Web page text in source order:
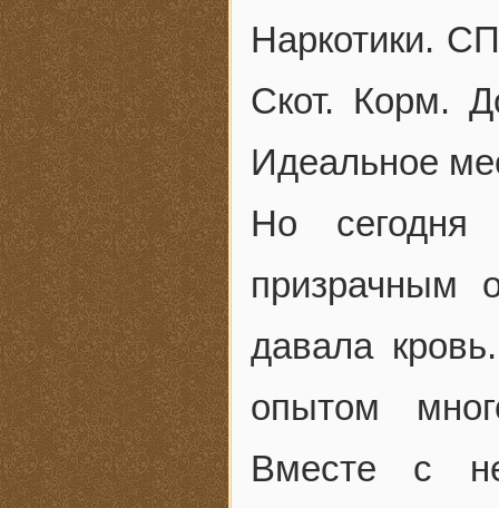
Наркотики.
Скот. Корм.
Идеальное
Но
призрачным
давала
опытом
Вместе с